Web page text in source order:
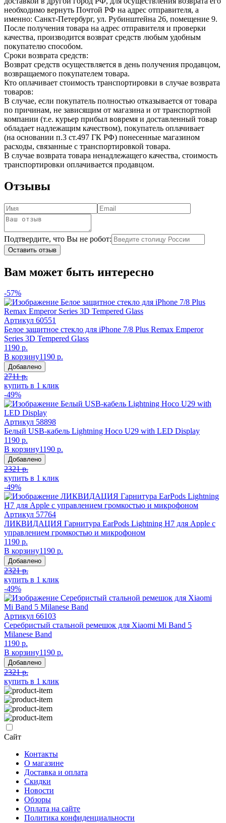
необходимо вернуть Почтой РФ на адрес отправителя, а
именно: Санкт-Петербург, ул. Рубинштейна 26, помещение 9.
После получения товара на адрес отправителя и проверки
качества, производится возврат средств любым удобным
покупателю способом.
Сроки возврата средств:
Возврат средств осуществляется в день получения продавцом,
возвращаемого покупателем товара.
Кто оплачивает стоимость транспортировки в случае возврата
товаров:
В случае, если покупатель полностью отказывается от товара
по причинам, не зависящим от магазина и от транспортной
компании (т.е. курьер прибыл вовремя и доставленный товар
обладает надлежащим качеством), покупатель оплачивает
(на основании п.3 ст.497 ГК РФ) понесенные магазином
расходы, связанные с транспортировкой товара.
В случае возврата товара ненадлежащего качества, стоимость
транспортировки оплачивается продавцом.
Отзывы
Подтвердите, что Вы не робот:
Оставить отзыв
Вам может быть интересно
-57%
Артикул 60551
Белое защитное стекло для iPhone 7/8 Plus Remax Emperor
Series 3D Tempered Glass
1190 р.
В корзину1190 р.
Добавлено
2711 р.
купить в 1 клик
-49%
Артикул 58898
Белый USB-кабель Lightning Hoco U29 with LED Display
1190 р.
В корзину1190 р.
Добавлено
2321 р.
купить в 1 клик
-49%
Артикул 57764
ЛИКВИДАЦИЯ Гарнитура EarPods Lightning H7 для Apple с
управлением громкостью и микрофоном
1190 р.
В корзину1190 р.
Добавлено
2321 р.
купить в 1 клик
-49%
Артикул 66103
Серебристый стальной ремешок для Xiaomi Mi Band 5
Milanese Band
1190 р.
В корзину1190 р.
Добавлено
2321 р.
купить в 1 клик
Сайт
Контакты
О магазине
Доставка и оплата
Скидки
Новости
Обзоры
Оплата на сайте
Политика конфиденциальности